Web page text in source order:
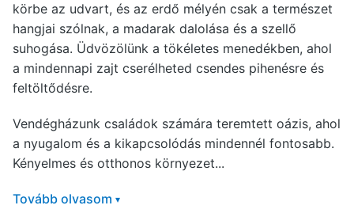
körbe az udvart, és az erdő mélyén csak a természet
hangjai szólnak, a madarak dalolása és a szellő
suhogása. Üdvözölünk a tökéletes menedékben, ahol
a mindennapi zajt cserélheted csendes pihenésre és
feltöltődésre.
Vendégházunk családok számára teremtett oázis, ahol
a nyugalom és a kikapcsolódás mindennél fontosabb.
Kényelmes és otthonos környezet...
Tovább olvasom ▾